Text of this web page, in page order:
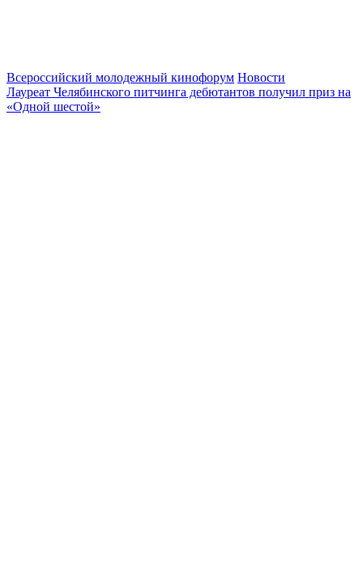
Всероссийский молодежный кинофорум Новости
Лауреат Челябинского питчинга дебютантов получил приз на
«Одной шестой»